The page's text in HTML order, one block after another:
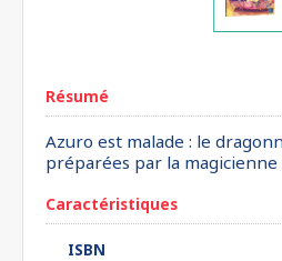
Résumé
Azuro est malade : le
préparées par la magicienne
Caractéristiques
ISBN